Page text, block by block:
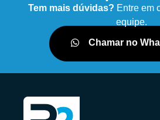
Tem mais dúvidas? Entre em
equipe.
Chamar no